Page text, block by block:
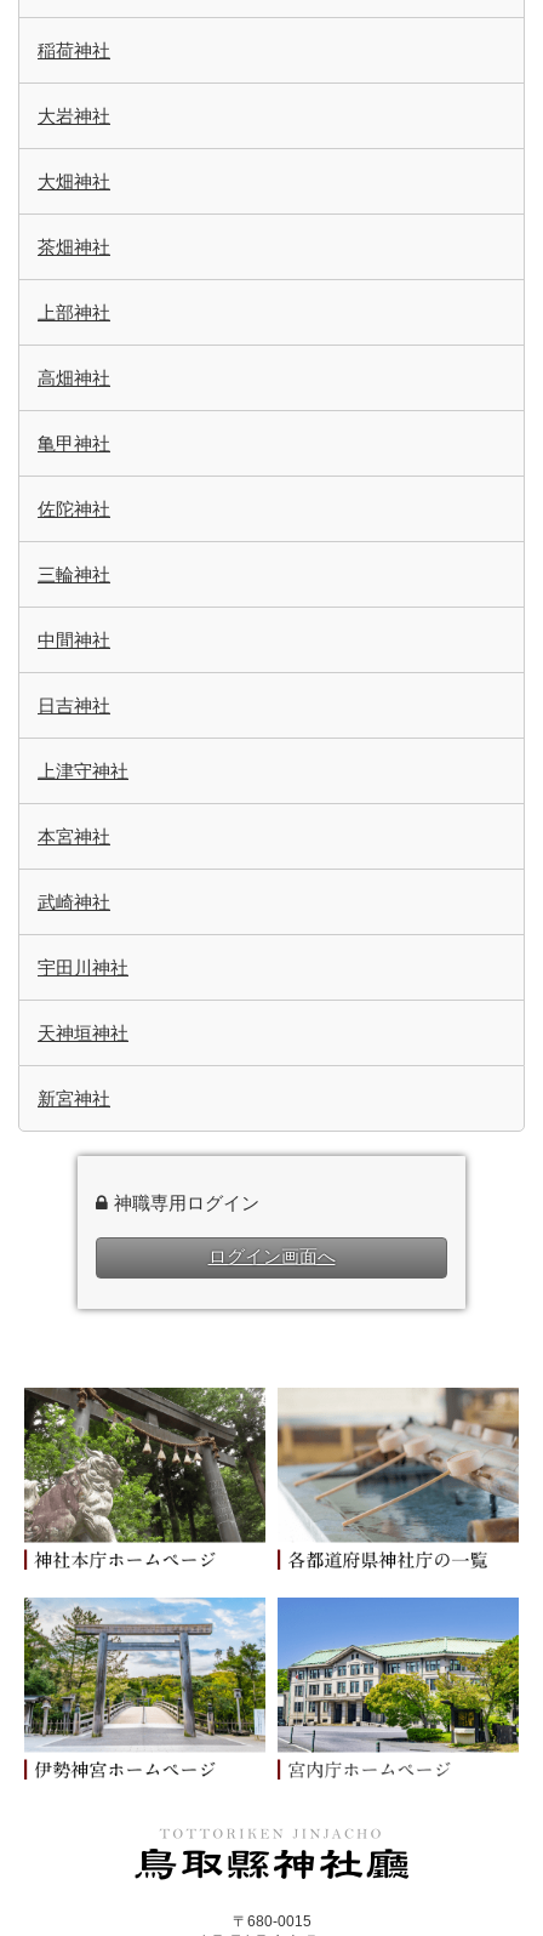
稲荷神社
大岩神社
大畑神社
茶畑神社
上部神社
高畑神社
亀甲神社
佐陀神社
三輪神社
中間神社
日吉神社
上津守神社
本宮神社
武崎神社
宇田川神社
天神垣神社
新宮神社
神職専用ログイン
ログイン画面へ
〒680-0015